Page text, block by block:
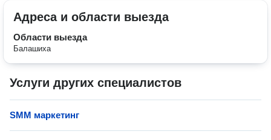
Адреса и области выезда
Области выезда
Балашиха
Услуги других специалистов
SMM маркетинг